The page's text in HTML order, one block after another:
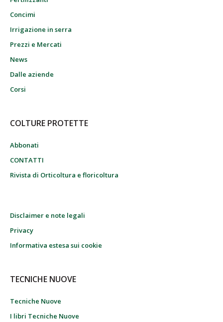
Concimi
Irrigazione in serra
Prezzi e Mercati
News
Dalle aziende
Corsi
COLTURE PROTETTE
Abbonati
CONTATTI
Rivista di Orticoltura e floricoltura
Disclaimer e note legali
Privacy
Informativa estesa sui cookie
TECNICHE NUOVE
Tecniche Nuove
I libri Tecniche Nuove